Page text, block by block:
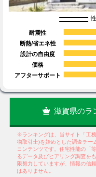
耐震性
断熱/省エネ性
設計の自由度
価格
アフターサポート
滋賀県のラ
※ランキングは、当サイト「工
物取引士)を始めとした調査チー
コンテンツです。住宅性能の「
るデータ及びヒアリング調査を
限努力していますが、情報の信
はありません。